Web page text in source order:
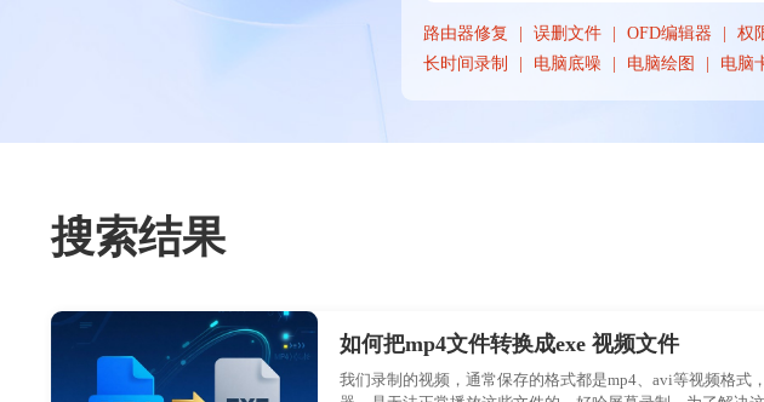
路由器修复 误删文件 OFD编辑器 权
长时间录制
电脑底噪 电脑绘图 电脑
搜索结果
如何把mp4文件转换成exe 视频文件
我们录制的视频，通常保存的格式都是mp4、avi等视频格